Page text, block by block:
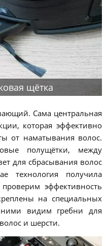
щётка
Сама центральная
которая эффективно
от наматывания волос.
полущётки, между
для сбрасывания волос
технология получила
эффективность
на специальных
видим гребни для
и шерсти.